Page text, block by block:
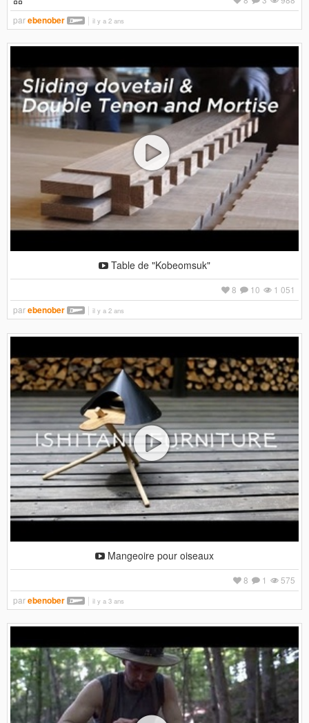
parebenober il y a 2 ans
Table de "Kobeomsuk"
1 051
10
8
parebenober il y a 2 ans
Mangeoire pour oiseaux
575
1
8
parebenober il y a 3 ans